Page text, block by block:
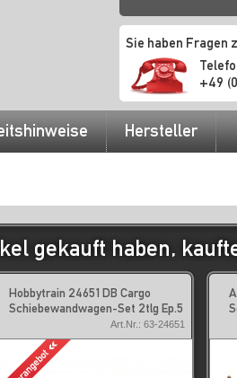
Sie haben Fragen
+49
Hersteller
gekauft haben,
Hobbytrain 24651 DB Cargo
Schiebewandwagen-Set 2tlg Ep.5
Art.Nr.: 63-24651